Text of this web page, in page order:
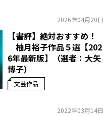
2026年04月20日
【書評】絶対おすすめ！
柚月裕子作品５選【202
6年最新版】（選者：大矢
博子）
文芸作品
2022年03月14日